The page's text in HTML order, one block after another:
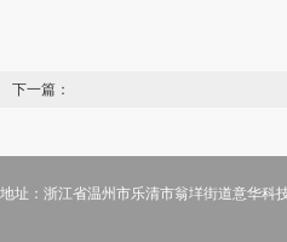
下一篇：
地址：浙江省温州市乐清市翁垟街道意华科